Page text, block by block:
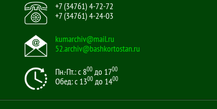
+7 (34761) 4-72-72
+7 (34761) 4-24-03
kumarchiv@mail.ru
52.archiv@bashkortostan.ru
Пн.-Пт.: с 800 до 1700
Обед: с 1300 до 1400